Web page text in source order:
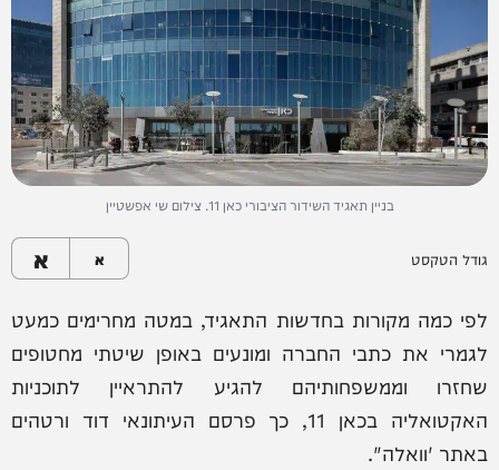
בניין תאגיד השידור הציבורי כאן 11. צילום שי אפשטיין
גודל הטקסט א א
לפי כמה מקורות בחדשות התאגיד, במטה מחרימים כמעט
לגמרי את כתבי החברה ומונעים באופן שיטתי מחטופים
שחזרו וממשפחותיהם להגיע להתראיין לתוכניות
האקטואליה בכאן 11, כך פרסם העיתונאי דוד ורטהים
באתר 'וואלה".